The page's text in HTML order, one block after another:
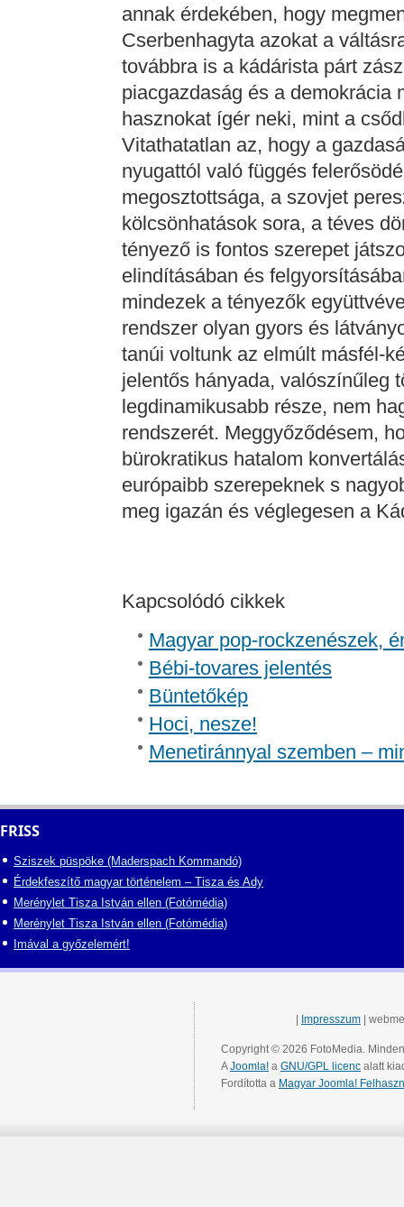
annak érdekében, hogy
Cserbenhagyta azokat a
továbbra is a kádárista párt
piacgazdaság és a demokrácia
hasznokat ígér neki, mint a
Vitathatatlan az, hogy a
nyugattól való függés
megosztottsága, a szovjet
kölcsönhatások sora, a téves
tényező is fontos szerepet
elindításában és
mindezek a tényezők
rendszer olyan gyors és
tanúi voltunk az elmúlt másfél-
jelentős hányada, valószínűleg
legdinamikusabb része, nem
rendszerét. Meggyőződésem,
bürokratikus hatalom
európaibb szerepeknek s
meg igazán és véglegesen a
Kapcsolódó cikkek
Magyar pop-rockzenészek,
Bébi-tovares jelentés
Büntetőkép
Hoci, nesze!
Menetiránnyal szemben –
FRISS
Sziszek püspöke (Maderspach Kommandó)
Érdekfeszítő magyar történelem – Tisza és Ady
Merénylet Tisza István ellen (Fotómédia)
Merénylet Tisza István ellen (Fotómédia)
Imával a győzelemért!
Impresszum |
Copyright © 2026 FotoMedia.
AJoomla! a GNU/GPL licenc alatt
Fordította a Magyar Joomla!